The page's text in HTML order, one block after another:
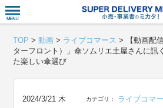
TOP >動画 > ライブコマース >
【動画配
ターフロント）」傘ソムリエ土屋さんに訊
た楽しい傘選び
2024/3/21 木 カテゴリ： ライブコマ